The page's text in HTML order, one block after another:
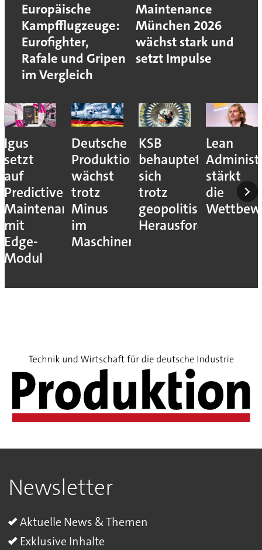
Europäische
Kampfflugzeuge:
Eurofighter,
Rafale und Gripen
im Vergleich
Maintenance
München 2026
wächst stark und
setzt Impulse
Igus
setzt
auf
Predictive
Maintenance
mit
Edge-
Modul
Deutsche
Produktion
wächst
trotz
Minus
im
Maschinenbau
KSB
behauptet
sich
trotz
geopolitischer
Herausforderungen
Lean
stärkt
die
Newsletter
Aktuelle News & Themen
Exklusive Inhalte